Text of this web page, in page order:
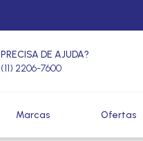
PRECISA DE AJUDA?
(11) 2206-7600
Marcas Ofertas